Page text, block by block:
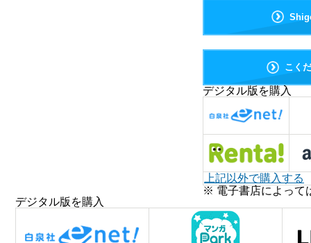
こく
デジタル版を購入
上記以外で購入する
※ 電子書店によって
デジタル版を購入